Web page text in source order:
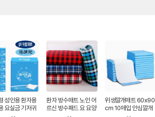
성인용 환자용
요실금 기저귀
환자 방수매트 노인 어
르신 방수패드 요 요양
위생깔개매트 60x90
cm 10매입 안심깔개